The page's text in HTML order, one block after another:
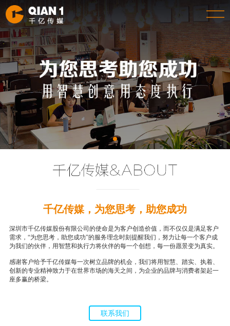
千亿传媒，为您思考，助您成功
深圳市千亿传媒股份有限公司的使命是为客户创造价值，而不仅仅是满足客户
需求，“为您思考，助您成功”的服务理念时刻提醒我们，努力让每一个客户成
为我们的伙伴，用智慧和执行力将伙伴的每一个创想，每一份愿景变为真实。
感谢客户给予千亿传媒每一次树立品牌的机会，我们将用智慧、踏实、执着、
创新的专业精神致力于在世界市场的海天之间，为企业的品牌与消费者架起一
座多赢的桥梁。
联系我们